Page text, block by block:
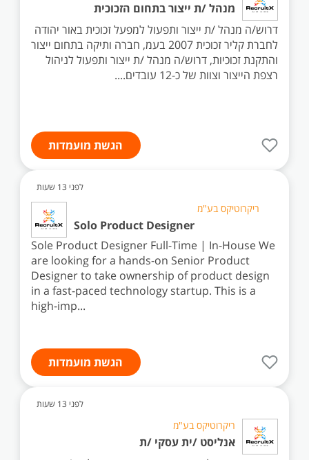
מנהל /ת ייצור בתחום הזכוכית
דרוש/ה מנהל /ת ייצור ותפעול למפעל זכוכית באור יהודה
לחברת קליר זכוכית 2007 בעמ, חברה ותיקה בתחום ייצור
והתקנת זכוכיות, דרוש/ה מנהל /ת ייצור ותפעול לניהול
רצפת הייצור וצוות של כ-12 עובדים....
הגשת מועמדות
לפני 13 שעות
ריקרוטיקס בע"מ
Solo Product Designer
Sole Product Designer Full-Time | In-House We
are looking for a hands-on Senior Product
Designer to take ownership of product design
in a fast-paced technology startup. This is a
high-imp...
הגשת מועמדות
לפני 13 שעות
ריקרוטיקס בע"מ
אנליסט /ית עסקי /ת